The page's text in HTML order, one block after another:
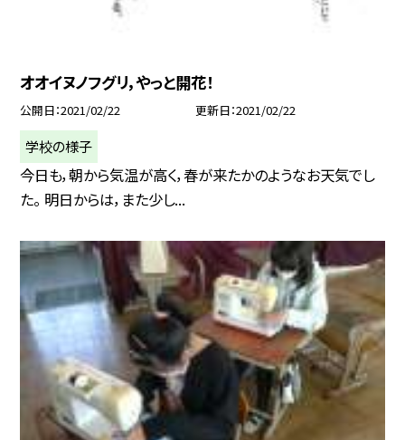
オオイヌノフグリ，やっと開花！
公開日 2021/02/22 更新日 2021/02/22
学校の様子
今日も，朝から気温が高く，春が来たかのようなお天気でし
た。 明日からは，また少し...